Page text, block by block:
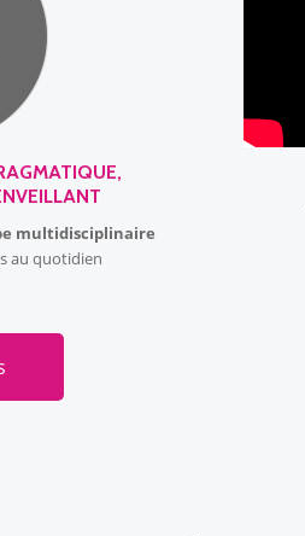
multidisciplinaire
au quotidien